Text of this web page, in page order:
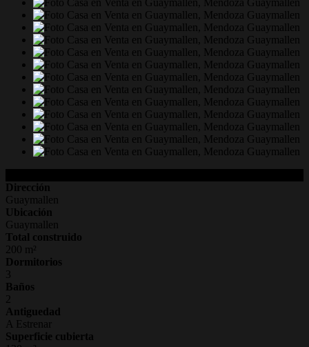
Dirección
Guaymallen
Ubicación
Guaymallen
Total construido
200 m²
Dormitorios
3
Baños
2
Antiguedad
A Estrenar
Superficie cubierta